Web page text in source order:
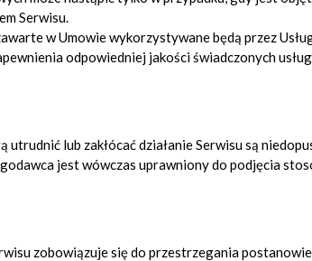
Serwisu.
w Umowie wykorzystywane będą przez
odpowiedniej jakości świadczonych
utrudnić lub zakłócać działanie Serwisu są
jest wówczas uprawniony do podjęcia
zobowiązuje się do przestrzegania